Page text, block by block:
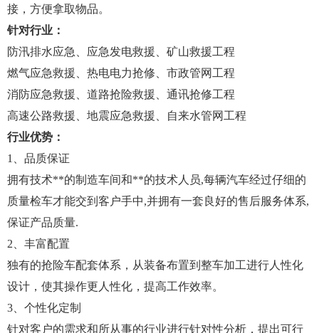
接，方便拿取物品。
针对行业：
防汛排水应急、应急发电救援、矿山救援工程
燃气应急救援、热电电力抢修、市政管网工程
消防应急救援、道路抢险救援、通讯抢修工程
高速公路救援、地震应急救援、自来水管网工程
行业优势：
1、品质保证
拥有技术**的制造车间和**的技术人员,每辆汽车经过仔细的
质量检车才能交到客户手中,并拥有一套良好的售后服务体系,
保证产品质量.
2、丰富配置
独有的抢险车配套体系，从装备布置到整车加工进行人性化
设计，使其操作更人性化，提高工作效率。
3、个性化定制
针对客户的需求和所从事的行业进行针对性分析，提出可行